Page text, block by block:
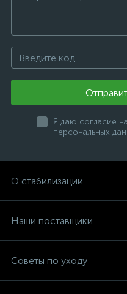
Я даю согласие
персональных
О стабилизации
Наши поставщики
Советы по уходу